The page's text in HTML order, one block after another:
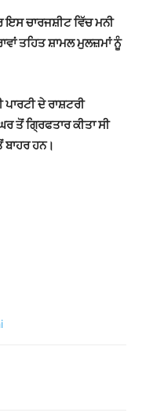
ਇਸ ਚਾਰਜਸ਼ੀਟ ਵਿੱਚ ਮਨੀ
ਤਹਿਤ ਸ਼ਾਮਲ ਮੁਲਜ਼ਮਾਂ ਨੂੰ
ਦੇ ਰਾਸ਼ਟਰੀ
ਤੋਂ ਗ੍ਰਿਫਤਾਰ ਕੀਤਾ ਸੀ
ਹਨ।